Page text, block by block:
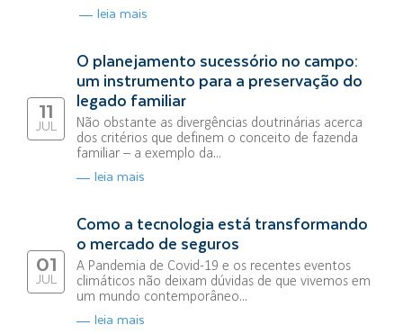
leia mais
11
JUL
O planejamento sucessório no campo:
um instrumento para a preservação do
legado familiar
Não obstante as divergências doutrinárias acerca
dos critérios que definem o conceito de fazenda
familiar – a exemplo da...
leia mais
01
JUL
Como a tecnologia está transformando
o mercado de seguros
A Pandemia de Covid-19 e os recentes eventos
climáticos não deixam dúvidas de que vivemos em
um mundo contemporâneo...
leia mais